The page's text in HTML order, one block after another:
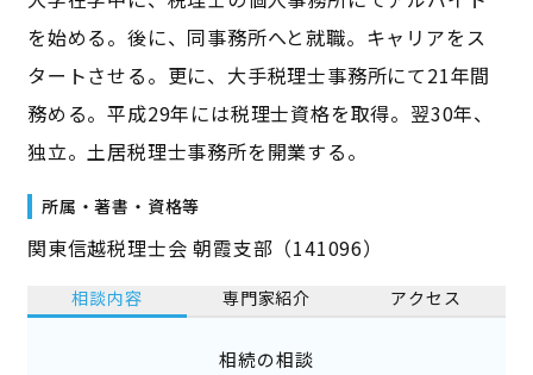
を始める。後に、同事務所へと就職。キャリアをス
タートさせる。更に、大手税理士事務所にて21年間
務める。平成29年には税理士資格を取得。翌30年、
独立。土居税理士事務所を開業する。
所属・著書・資格等
関東信越税理士会 朝霞支部（141096）
相談内容 専門家紹介 アクセス
相続の相談